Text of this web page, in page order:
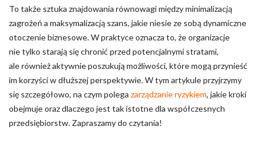
To także sztuka znajdowania równowagi między minimalizacją
zagrożeń a maksymalizacją szans, jakie niesie ze sobą dynamiczne
otoczenie biznesowe. W praktyce oznacza to, że organizacje
nie tylko starają się chronić przed potencjalnymi stratami,
ale również aktywnie poszukują możliwości, które mogą przynieść
im korzyści w dłuższej perspektywie. W tym artykule przyjrzymy
się szczegółowo, na czym polega zarządzanie ryzykiem, jakie kroki
obejmuje oraz dlaczego jest tak istotne dla współczesnych
przedsiębiorstw. Zapraszamy do czytania!
Odrzuć
Zapisz moje preferencje